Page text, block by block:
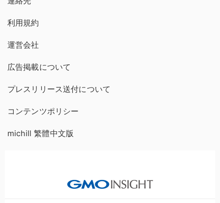
利用規約
運営会社
広告掲載について
プレスリリース送付について
コンテンツポリシー
michill 繁體中文版